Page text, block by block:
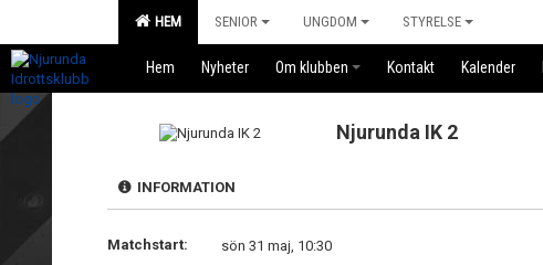
HEM SENIOR UNGDOM STYRELSE
Hem Nyheter Om klubben Kontakt Kalender
Njurunda IK 2
INFORMATION
Matchstart:
sön 31 maj, 10:30